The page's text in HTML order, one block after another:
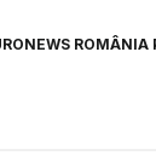
ROMÂNIA